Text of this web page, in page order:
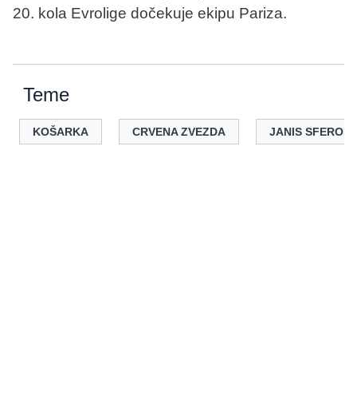
20. kola Evrolige dočekuje ekipu Pariza.
Teme
KOŠARKA CRVENA ZVEZDA JANIS